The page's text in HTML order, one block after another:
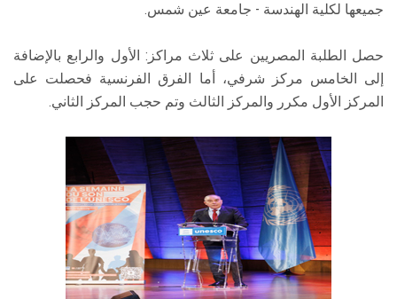
جميعها لكلية الهندسة - جامعة عين شمس.
حصل الطلبة المصريين على ثلاث مراكز: الأول والرابع بالإضافة
إلى الخامس مركز شرفي، أما الفرق الفرنسية فحصلت على
المركز الأول مكرر والمركز الثالث وتم حجب المركز الثاني.